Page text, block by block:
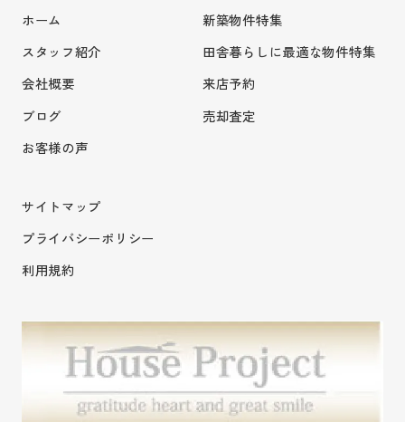
ホーム
スタッフ紹介
会社概要
ブログ
お客様の声
新築物件特集
田舎暮らしに最適な物件特集
来店予約
売却査定
サイトマップ
プライバシーポリシー
利用規約